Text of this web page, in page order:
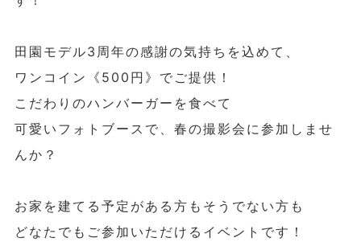
田園モデル3周年の感謝の気持ちを込めて、
ワンコイン《500円》でご提供！
こだわりのハンバーガーを食べて
可愛いフォトブースで、春の撮影会に参加しませ
んか？
お家を建てる予定がある方もそうでない方も
どなたでもご参加いただけるイベントです！